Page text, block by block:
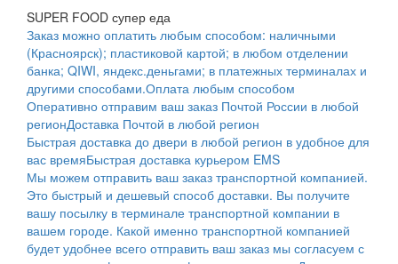
SUPER FOOD супер еда
Заказ можно оплатить любым способом: наличными
(Красноярск); пластиковой картой; в любом отделении
банка; QIWI, яндекс.деньгами; в платежных терминалах и
другими способами.Оплата любым способом
Оперативно отправим ваш заказ Почтой России в любой
регионДоставка Почтой в любой регион
Быстрая доставка до двери в любой регион в удобное для
вас времяБыстрая доставка курьером EMS
Мы можем отправить ваш заказ транспортной компанией.
Это быстрый и дешевый способ доставки. Вы получите
вашу посылку в терминале транспортной компании в
вашем городе. Какой именно транспортной компанией
будет удобнее всего отправить ваш заказ мы согласуем с